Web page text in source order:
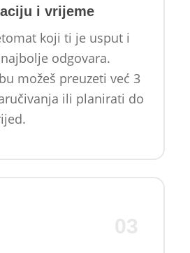
i vrijeme
koji ti je usput i
odgovara.
možeš preuzeti već 3
ili planirati do